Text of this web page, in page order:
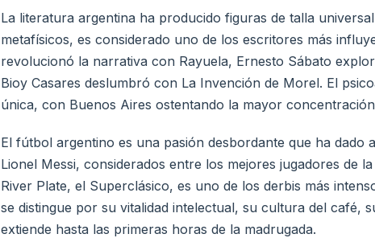
La literatura argentina ha producido figuras de talla
metafísicos, es considerado uno de los escritores más
revolucionó la narrativa con Rayuela, Ernesto Sábato
Bioy Casares deslumbró con La Invención de Morel. El
única, con Buenos Aires ostentando la mayor
El fútbol argentino es una pasión desbordante que ha dado
Lionel Messi, considerados entre los mejores jugadores de
River Plate, el Superclásico, es uno de los derbis más
se distingue por su vitalidad intelectual, su cultura del café,
extiende hasta las primeras horas de la madrugada.